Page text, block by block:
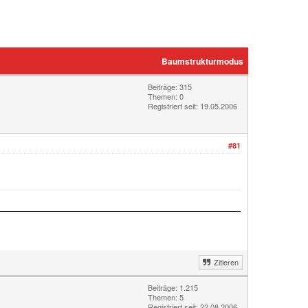
Baumstrukturmodus
Beiträge: 315
Themen: 0
Registriert seit: 19.05.2006
#81
Zitieren
Beiträge: 1.215
Themen: 5